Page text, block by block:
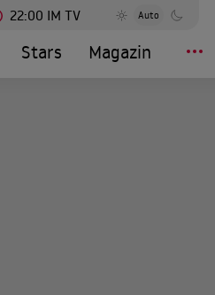
22:00 IM TV Auto
Stars Magazin